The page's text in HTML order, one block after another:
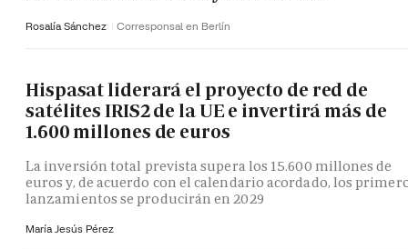
Rosalía Sánchez Corresponsal en Berlín
Hispasat liderará el proyecto de red de
satélites IRIS2 de la UE e invertirá más de
1.600 millones de euros
La inversión total prevista supera los 15.600 millones de
euros y, de acuerdo con el calendario acordado, los
lanzamientos se producirán en 2029
María Jesús Pérez